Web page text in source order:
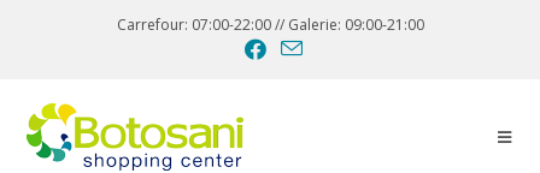
Carrefour: 07:00-22:00 // Galerie: 09:00-21:00